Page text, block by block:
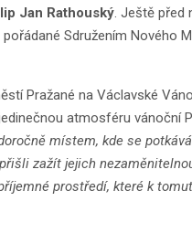
Jan Rathouský. Ještě před
pořádané Sdružením Nového
Pražané na Václavské
atmosféru vánoční
místem, kde se
zažít jejich
prostředí, které k